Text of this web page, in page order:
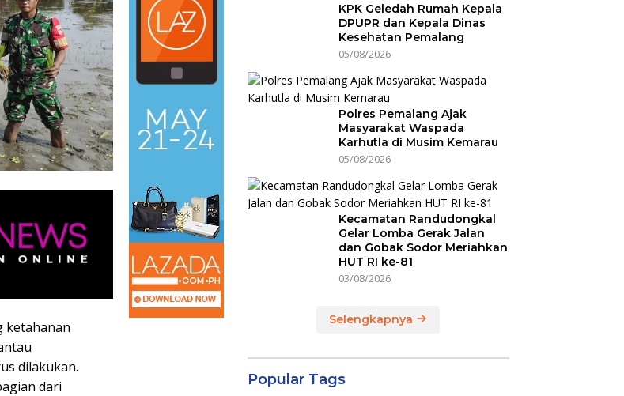
ketahanan
dilakukan.
dari
KPK Geledah Rumah Kepala
DPUPR dan Kepala Dinas
Kesehatan Pemalang
05/08/2026
Polres Pemalang Ajak
Masyarakat Waspada
Karhutla di Musim Kemarau
05/08/2026
Kecamatan Randudongkal
Gelar Lomba Gerak Jalan
dan Gobak Sodor Meriahkan
HUT RI ke-81
03/08/2026
Selengkapnya
Popular Tags